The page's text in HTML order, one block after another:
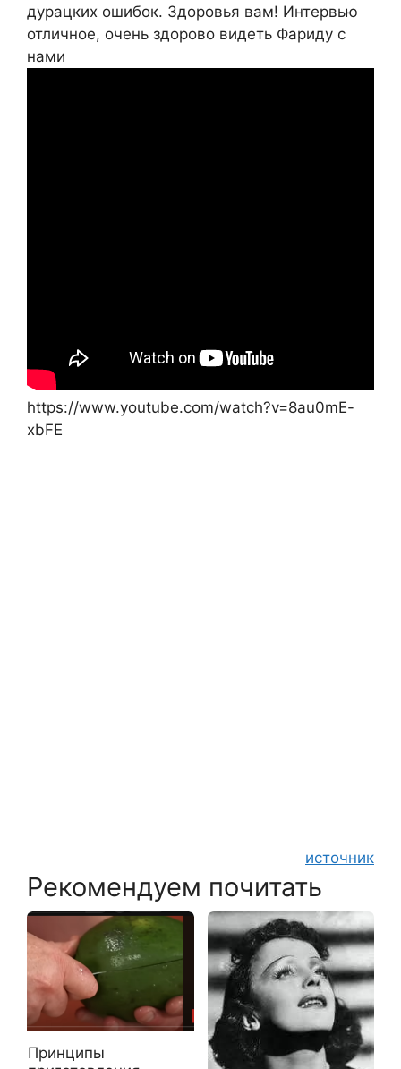
дурацких ошибок. Здоровья вам! Интервью
отличное, очень здорово видеть Фариду с
нами
https://www.youtube.com/watch?v=8au0mE-
xbFE
источник
Рекомендуем почитать
Принципы